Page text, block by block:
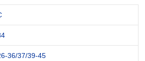
36/37/39-45